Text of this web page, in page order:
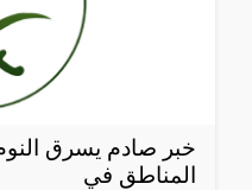
خبر صادم يسرق
المناطق في